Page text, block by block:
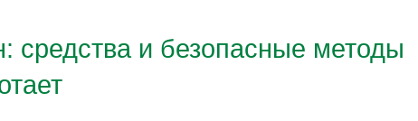
средства и безопасные методы